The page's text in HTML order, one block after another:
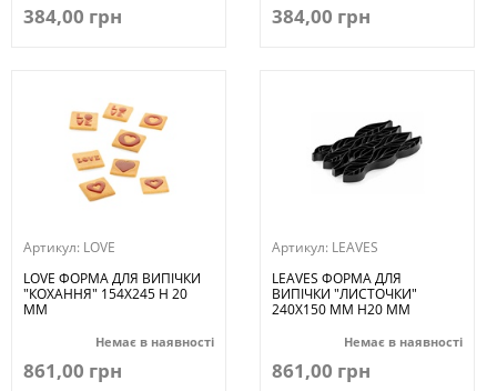
384,00 грн 384,00 грн
Артикул: LOVE
LOVE ФОРМА ДЛЯ ВИПІЧКИ
"КОХАННЯ" 154X245 H 20
ММ
Немає в наявності
861,00 грн
Артикул: LEAVES
LEAVES ФОРМА ДЛЯ
ВИПІЧКИ "ЛИСТОЧКИ"
240X150 ММ H20 ММ
Немає в наявності
861,00 грн